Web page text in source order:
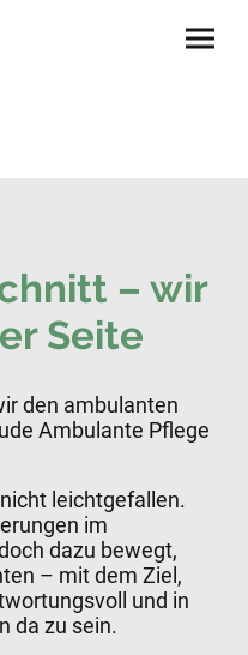
– wir
Seite
den ambulanten
Ambulante Pflege
leichtgefallen.
im
dazu bewegt,
– mit dem Ziel,
und in
da zu sein.